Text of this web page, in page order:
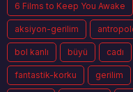
6 Films to Keep You Awake
aksiyon-gerilim
bol kanlı büyü cadı
fantastik-korku gerilim